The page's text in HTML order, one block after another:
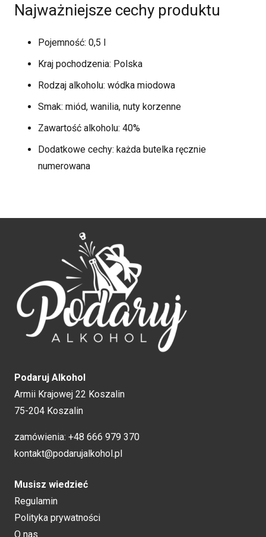
Najważniejsze cechy produktu
Pojemność: 0,5 l
Kraj pochodzenia: Polska
Rodzaj alkoholu: wódka miodowa
Smak: miód, wanilia, nuty korzenne
Zawartość alkoholu: 40%
Dodatkowe cechy: każda butelka ręcznie
numerowana
Podaruj Alkohol
Armii Krajowej 22 Koszalin
75-204 Koszalin
zamówienia: +48 666 979 370
kontakt@podarujalkohol.pl
Musisz wiedzieć
Regulamin
Polityka prywatności
O nas